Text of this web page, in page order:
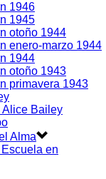
1946
1945
otoño 1944
enero-marzo 1944
1944
otoño 1943
primavera 1943
Alice Bailey
Alma
en